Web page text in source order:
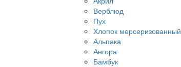
Верблюд
Пух
Хлопок мерсеризованный
Альпака
Ангора
Бамбук